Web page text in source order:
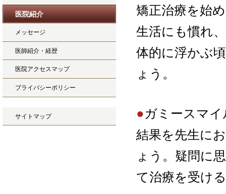
矯正治療を始
生活にも慣れ
体的に浮かぶ
ょう。
●ガミースマ
結果を先生に
ょう。疑問に
て治療を受け
医院紹介
メッセージ
医師紹介・経歴
医院アクセスマップ
プライバシーポリシー
サイトマップ